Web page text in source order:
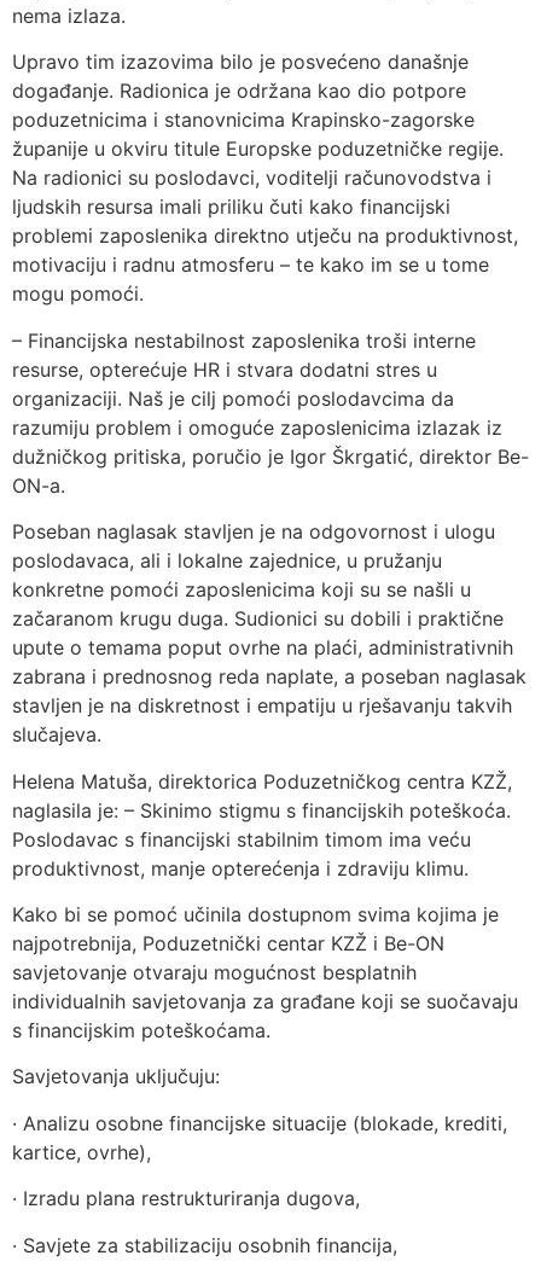
nema izlaza.
Upravo tim izazovima bilo je posvećeno današnje
događanje. Radionica je održana kao dio potpore
poduzetnicima i stanovnicima Krapinsko-zagorske
županije u okviru titule Europske poduzetničke regije.
Na radionici su poslodavci, voditelji računovodstva i
ljudskih resursa imali priliku čuti kako financijski
problemi zaposlenika direktno utječu na produktivnost,
motivaciju i radnu atmosferu – te kako im se u tome
mogu pomoći.
– Financijska nestabilnost zaposlenika troši interne
resurse, opterećuje HR i stvara dodatni stres u
organizaciji. Naš je cilj pomoći poslodavcima da
razumiju problem i omoguće zaposlenicima izlazak iz
dužničkog pritiska, poručio je Igor Škrgatić, direktor Be-
ON-a.
Poseban naglasak stavljen je na odgovornost i ulogu
poslodavaca, ali i lokalne zajednice, u pružanju
konkretne pomoći zaposlenicima koji su se našli u
začaranom krugu duga. Sudionici su dobili i praktične
upute o temama poput ovrhe na plaći, administrativnih
zabrana i prednosnog reda naplate, a poseban naglasak
stavljen je na diskretnost i empatiju u rješavanju takvih
slučajeva.
Helena Matuša, direktorica Poduzetničkog centra KZŽ,
naglasila je: – Skinimo stigmu s financijskih poteškoća.
Poslodavac s financijski stabilnim timom ima veću
produktivnost, manje opterećenja i zdraviju klimu.
Kako bi se pomoć učinila dostupnom svima kojima je
najpotrebnija, Poduzetnički centar KZŽ i Be-ON
savjetovanje otvaraju mogućnost besplatnih
individualnih savjetovanja za građane koji se suočavaju
s financijskim poteškoćama.
Savjetovanja uključuju:
· Analizu osobne financijske situacije (blokade, krediti,
kartice, ovrhe),
· Izradu plana restrukturiranja dugova,
· Savjete za stabilizaciju osobnih financija,